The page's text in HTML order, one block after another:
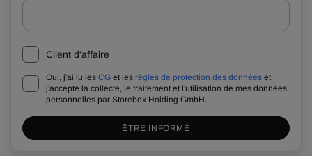
Client d'affaire
Oui, j'ai lu les CG et les règles de protection des données et
j'accepte la collecte, le traitement et l'utilisation de mes données
personnelles par Storebox Holding GmbH.
ÊTRE INFORMÉ